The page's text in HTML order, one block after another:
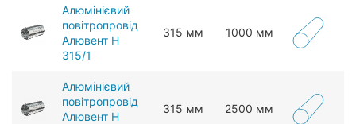
Алюмінієвий
повітропровід
Алювент Н
315/1
315 мм 1000 мм
Алюмінієвий
повітропровід
Алювент Н
315 мм 2500 мм